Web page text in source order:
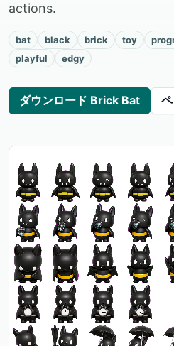
actions.
bat black brick toy
playful
edgy
ダウンロード Brick Bat